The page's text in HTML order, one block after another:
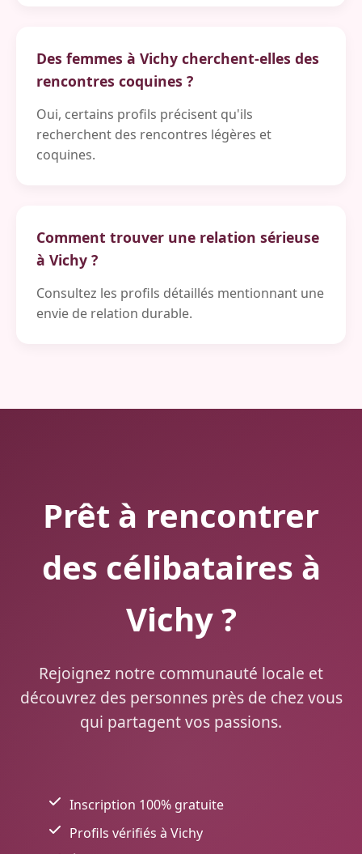
Des femmes à Vichy cherchent-elles des
rencontres coquines ?
Oui, certains profils précisent qu'ils
recherchent des rencontres légères et
coquines.
Comment trouver une relation sérieuse
à Vichy ?
Consultez les profils détaillés mentionnant une
envie de relation durable.
Prêt à rencontrer
des célibataires à
Vichy ?
Rejoignez notre communauté locale et
découvrez des personnes près de chez vous
qui partagent vos passions.
Inscription 100% gratuite
Profils vérifiés à Vichy